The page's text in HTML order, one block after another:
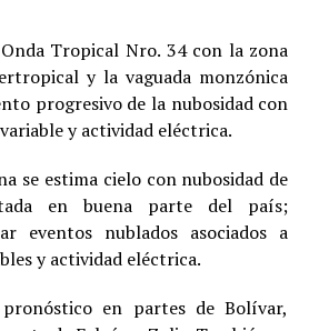
Tropical Nro. 34 con la zona
y la vaguada monzónica
progresivo de la nubosidad con
y actividad eléctrica.
se estima cielo con nubosidad de
en buena parte del país;
eventos nublados asociados a
y actividad eléctrica.
en partes de Bolívar,